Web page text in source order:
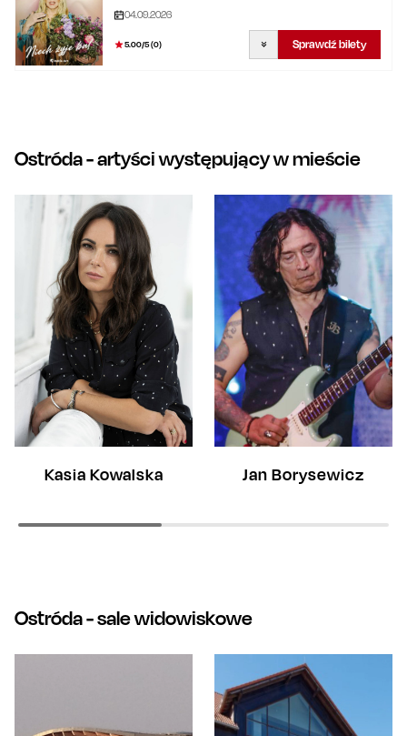
04.09.2026
5.00/5 (0) Sprawdź bilety
Ostróda- artyści występujący w mieście
Kasia Kowalska Jan Borysewicz
Ostróda- sale widowiskowe